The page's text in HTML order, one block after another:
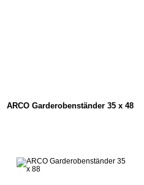
ARCO Garderobenständer 35 x 48